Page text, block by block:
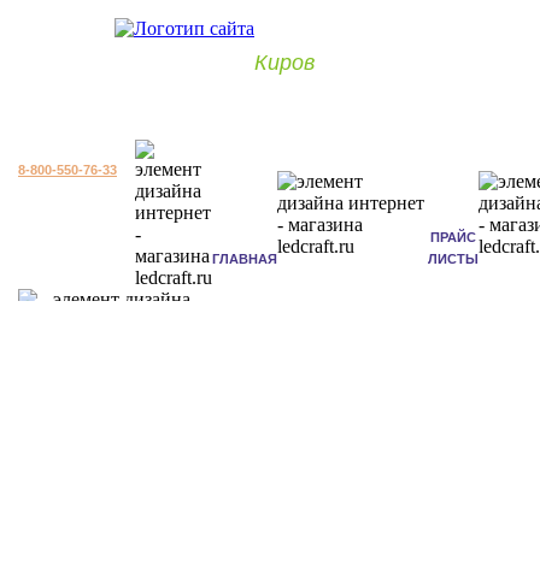
Киров
8-800-550-76-33
ГЛАВНАЯ
ПРАЙС
ЛИСТЫ